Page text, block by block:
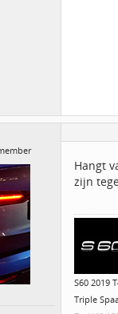
Hangt
zijn
S60 2019
Triple